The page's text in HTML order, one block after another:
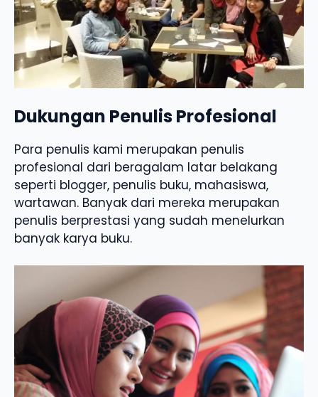
Dukungan Penulis Profesional
Para penulis kami merupakan penulis
profesional dari beragalam latar belakang
seperti blogger, penulis buku, mahasiswa,
wartawan. Banyak dari mereka merupakan
penulis berprestasi yang sudah menelurkan
banyak karya buku.